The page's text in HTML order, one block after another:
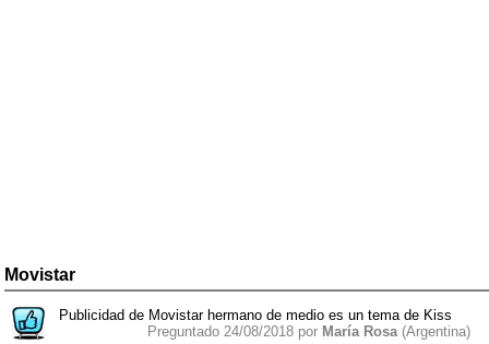
Movistar
Publicidad de Movistar hermano de medio es un tema de Kiss
Preguntado 24/08/2018 por María Rosa (Argentina)